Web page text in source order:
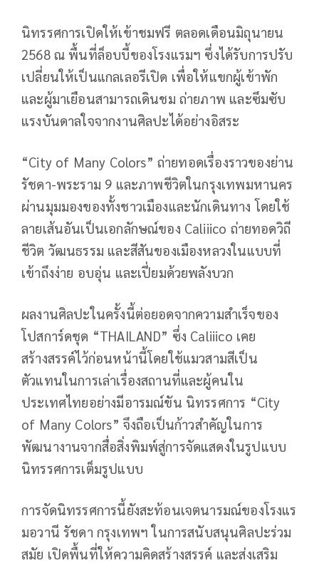
นิทรรศการเปิดให้เข้าชมฟรี ตลอดเดือนมิถุนายน
2568 ณ พื้นที่ล็อบบี้ของโรงแรมฯ ซึ่งได้รับการปรับ
เปลี่ยนให้เป็นแกลเลอรีเปิด เพื่อให้แขกผู้เข้าพัก
และผู้มาเยือนสามารถเดินชม ถ่ายภาพ และซึมซับ
แรงบันดาลใจจากงานศิลปะได้อย่างอิสระ
“City of Many Colors” ถ่ายทอดเรื่องราวของย่าน
รัชดา-พระราม 9 และภาพชีวิตในกรุงเทพมหานคร
ผ่านมุมมองของทั้งชาวเมืองและนักเดินทาง โดยใช้
ลายเส้นอันเป็นเอกลักษณ์ของ Caliiico ถ่ายทอดวิถี
ชีวิต วัฒนธรรม และสีสันของเมืองหลวงในแบบที่
เข้าถึงง่าย อบอุ่น และเปี่ยมด้วยพลังบวก
ผลงานศิลปะในครั้งนี้ต่อยอดจากความสำเร็จของ
โปสการ์ดชุด “THAILAND” ซึ่ง Caliiico เคย
สร้างสรรค์ไว้ก่อนหน้านี้โดยใช้แมวสามสีเป็น
ตัวแทนในการเล่าเรื่องสถานที่และผู้คนใน
ประเทศไทยอย่างมีอารมณ์ขัน นิทรรศการ “City
of Many Colors” จึงถือเป็นก้าวสำคัญในการ
พัฒนางานจากสื่อสิ่งพิมพ์สู่การจัดแสดงในรูปแบบ
นิทรรศการเต็มรูปแบบ
การจัดนิทรรศการนี้ยังสะท้อนเจตนารมณ์ของโรงแร
มอวานี รัชดา กรุงเทพฯ ในการสนับสนุนศิลปะร่วม
สมัย เปิดพื้นที่ให้ความคิดสร้างสรรค์ และส่งเสริม